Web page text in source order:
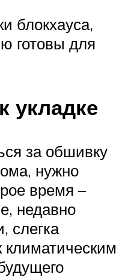
блокхауса,
готовы для
укладке
за обшивку
нужно
время –
недавно
слегка
климатическим